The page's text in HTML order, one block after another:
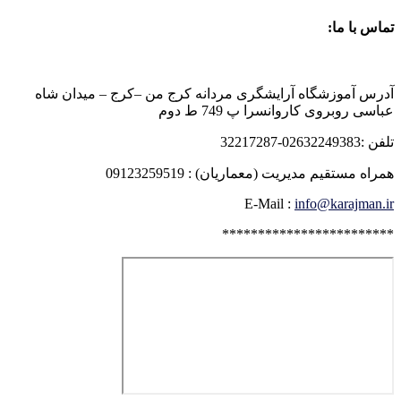
تماس با ما:
آدرس آموزشگاه آرایشگری مردانه کرج من –کرج – میدان شاه
عباسی روبروی کاروانسرا پ 749 ط دوم
تلفن :02632249383-32217287
همراه مستقیم مدیریت (معماریان) : 09123259519
E-Mail : info@karajman.ir
************************